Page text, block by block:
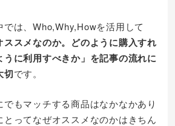
は、Who,Why,Howを活用して
ススメなのか。どのように購入すれ
うに利用すべきか」を記事の流れに
切です。
もマッチする商品はなかなかあり
とってなぜオススメなのかはきちん